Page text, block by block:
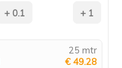
25 mtr
€ 49.28